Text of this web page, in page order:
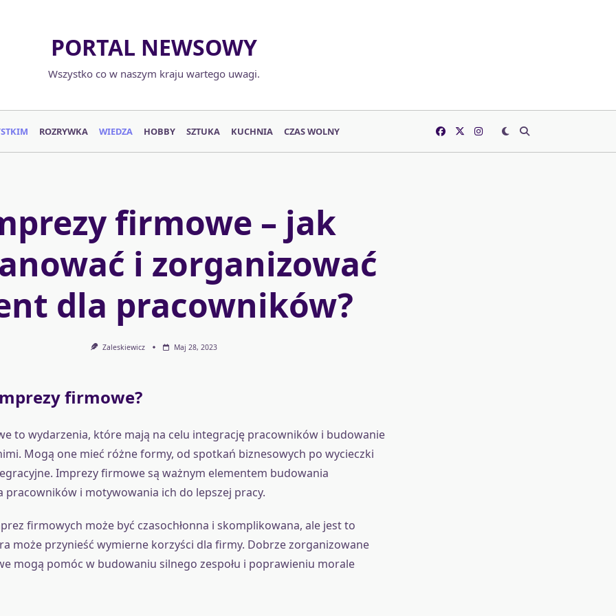
PORTAL NEWSOWY
Wszystko co w naszym kraju wartego uwagi.
ROZRYWKA WIEDZA HOBBY SZTUKA KUCHNIA CZAS WOLNY
firmowe – jak
i zorganizować
dla pracowników?
Zaleskiewicz Maj 28, 2023
firmowe?
to wydarzenia, które mają na celu integrację pracowników i budowanie
Mogą one mieć różne formy, od spotkań biznesowych po wycieczki
Imprezy firmowe są ważnym elementem budowania
pracowników i motywowania ich do lepszej pracy.
firmowych może być czasochłonna i skomplikowana, ale jest to
może przynieść wymierne korzyści dla firmy. Dobrze zorganizowane
mogą pomóc w budowaniu silnego zespołu i poprawieniu morale